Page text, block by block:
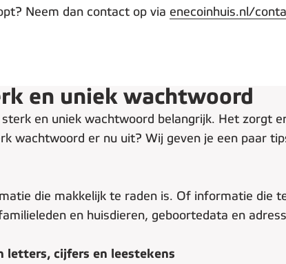
Neem dan contact op via enecoinhuis.nl/
en uniek wachtwoord
sterk en uniek wachtwoord belangrijk. Het zorgt
wachtwoord er nu uit? Wij geven je een paar
die makkelijk te raden is. Of informatie die
en huisdieren, geboortedata en
letters, cijfers en leestekens